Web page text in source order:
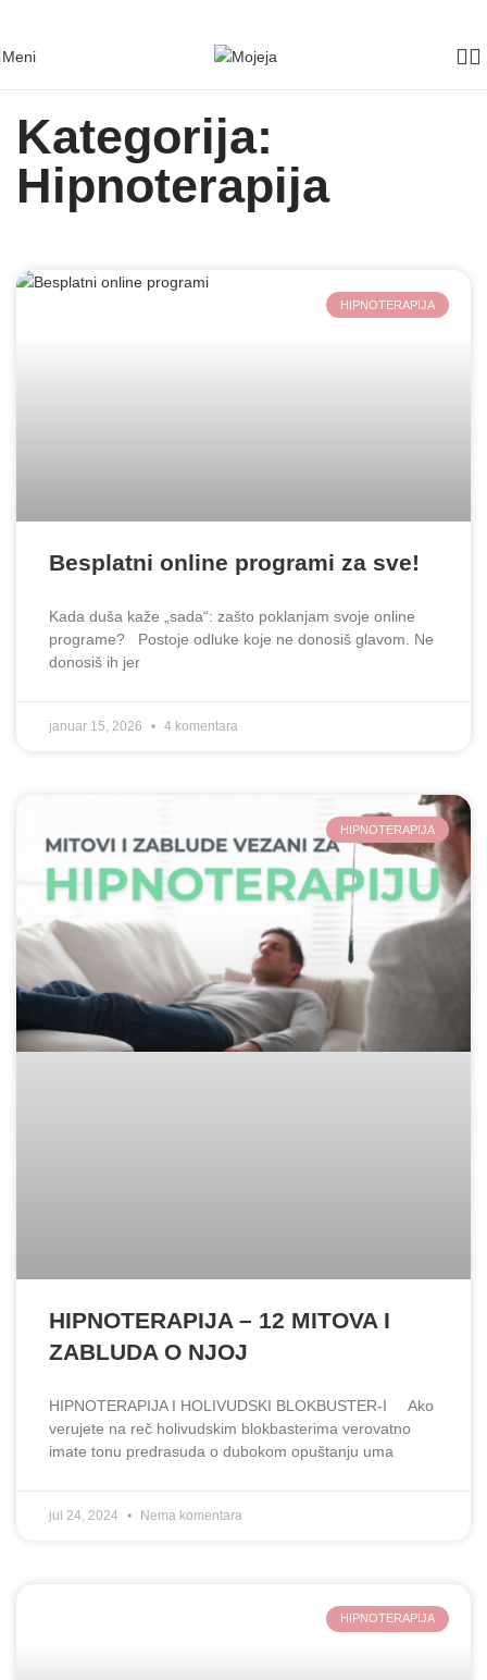
Meni
Kategorija:
Hipnoterapija
HIPNOTERAPIJA
Besplatni online programi za sve!
Kada duša kaže „sada“: zašto poklanjam svoje online
programe? Postoje odluke koje ne donosiš glavom. Ne
donosiš ih jer
januar 15, 2026 4 komentara
HIPNOTERAPIJA
HIPNOTERAPIJA – 12 MITOVA I
ZABLUDA O NJOJ
HIPNOTERAPIJA I HOLIVUDSKI BLOKBUSTER-I Ako
verujete na reč holivudskim blokbasterima verovatno
imate tonu predrasuda o dubokom opuštanju uma
jul 24, 2024 Nema komentara
HIPNOTERAPIJA